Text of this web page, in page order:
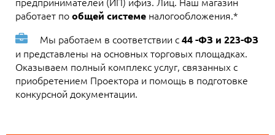
работает пообщей системе налогообложения.*
Мы работаем в соответствии с44 -ФЗ и 223-ФЗ
и представлены на основных торговых площадках.
Оказываем полный комплекс услуг, связанных с
приобретением Проектора и помощь в подготовке
конкурсной документации.